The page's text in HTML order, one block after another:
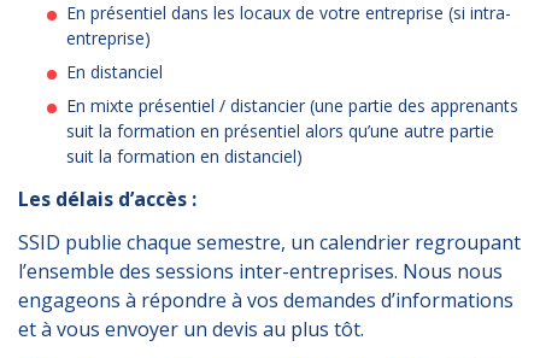
En présentiel dans les locaux de votre entreprise (si intra-
entreprise)
En distanciel
En mixte présentiel / distancier (une partie des apprenants
suit la formation en présentiel alors qu’une autre partie
suit la formation en distanciel)
Les délais d’accès :
SSID publie chaque semestre, un calendrier regroupant
l’ensemble des sessions inter-entreprises. Nous nous
engageons à répondre à vos demandes d’informations
et à vous envoyer un devis au plus tôt.